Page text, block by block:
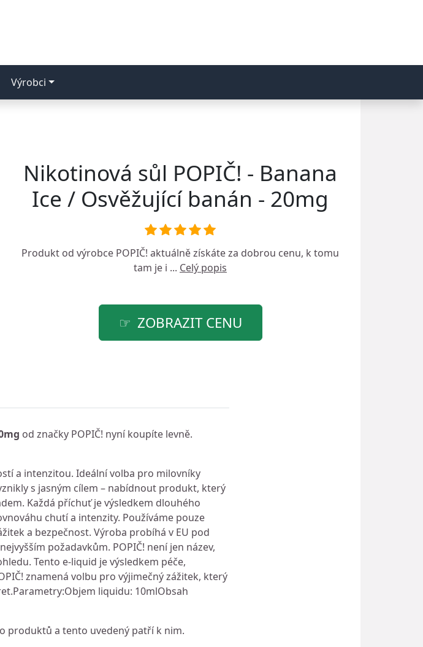
Výrobci
Nikotinová sůl POPIČ! - Banana
Ice / Osvěžující banán - 20mg
Produkt od výrobce POPIČ! aktuálně získáte za dobrou cenu, k tomu
tam je i ... Celý popis
ZOBRAZIT CENU
od značky POPIČ! nyní koupíte levně.
a intenzitou. Ideální volba pro milovníky
s jasným cílem – nabídnout produkt, který
Každá příchuť je výsledkem dlouhého
chutí a intenzity. Používáme pouze
a bezpečnost. Výroba probíhá v EU pod
požadavkům. POPIČ! není jen název,
Tento e-liquid je výsledkem péče,
znamená volbu pro výjimečný zážitek, který
liquidu: 10mlObsah
produktů a tento uvedený patří k nim.